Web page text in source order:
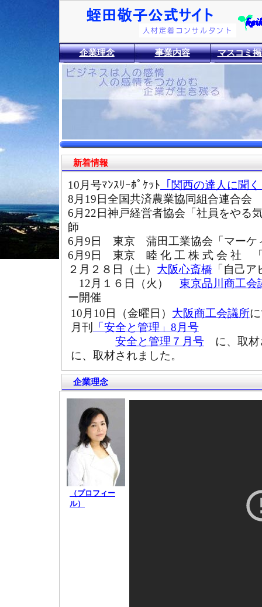
企業理念 事業内容 マスコミ
新着情報
10月号ﾏﾝｽﾘｰﾎﾟｹｯﾄ 「関西の達人に聞
8月19日全国共済農業協同組合連合
6月22日神戸経営者協会「社員をやる
師
6月9日 東京 蒲田工業協会「マーケ
6月9日 東京 睦 化 工 株 式 会 社 「
２月２８日（土） 大阪心斎橋 「自己
12月１６日（火） 東京品川商工会
ー開催
10月10日（金曜日） 大阪商工会議所
月刊
「安全と管理」8月号
安全と管理７月号 に、取材
に、取材されました。
企業理念
（プロフィー
ル）